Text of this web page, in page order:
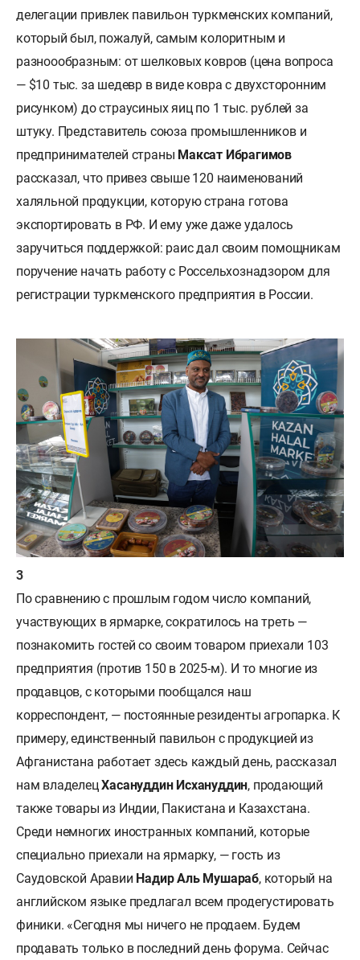
делегации привлек павильон туркменских компаний,
который был, пожалуй, самым колоритным и
разноообразным: от шелковых ковров (цена вопроса
— $10 тыс. за шедевр в виде ковра с двухсторонним
рисунком) до страусиных яиц по 1 тыс. рублей за
штуку. Представитель союза промышленников и
предпринимателей страны Максат Ибрагимов
рассказал, что привез свыше 120 наименований
халяльной продукции, которую страна готова
экспортировать в РФ. И ему уже даже удалось
заручиться поддержкой: раис дал своим помощникам
поручение начать работу с Россельхознадзором для
регистрации туркменского предприятия в России.
По сравнению с прошлым годом число компаний,
участвующих в ярмарке, сократилось на треть —
познакомить гостей со своим товаром приехали 103
предприятия (против 150 в 2025-м). И то многие из
продавцов, с которыми пообщался наш
корреспондент, — постоянные резиденты агропарка. К
примеру, единственный павильон с продукцией из
Афганистана работает здесь каждый день, рассказал
нам владелецХасануддин Исхануддин, продающий
также товары из Индии, Пакистана и Казахстана.
Среди немногих иностранных компаний, которые
специально приехали на ярмарку, — гость из
Саудовской Аравии Надир Аль Мушараб, который на
английском языке предлагал всем продегустировать
финики. «Сегодня мы ничего не продаем. Будем
продавать только в последний день форума. Сейчас